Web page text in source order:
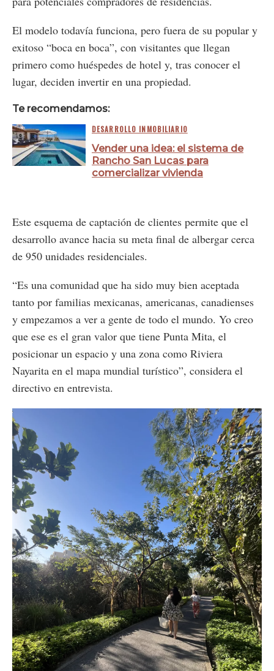
El modelo todavía funciona, pero fuera de su popular y
exitoso “boca en boca”, con visitantes que llegan
primero como huéspedes de hotel y, tras conocer el
lugar, deciden invertir en una propiedad.
Te recomendamos:
DESARROLLO INMOBILIARIO
Vender una idea: el sistema de
Rancho San Lucas para
comercializar vivienda
Este esquema de captación de clientes permite que el
desarrollo avance hacia su meta final de albergar cerca
de 950 unidades residenciales.
“Es una comunidad que ha sido muy bien aceptada
tanto por familias mexicanas, americanas, canadienses
y empezamos a ver a gente de todo el mundo. Yo creo
que ese es el gran valor que tiene Punta Mita, el
posicionar un espacio y una zona como Riviera
Nayarita en el mapa mundial turístico”, considera el
directivo en entrevista.